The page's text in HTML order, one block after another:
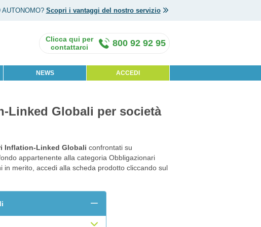
Scopri i vantaggi del nostro servizio
NEWS ACCEDI
800 92 92 95
Linked Globali per società
Inflation-Linked Globali confrontati su
appartenente alla categoria Obbligazionari
merito, accedi alla scheda prodotto cliccando sul